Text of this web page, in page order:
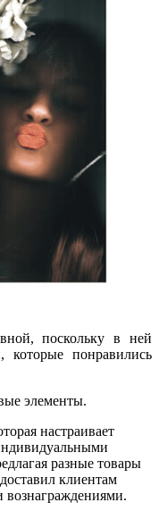
поскольку в ней
которые понравились
элементы.
настраивает
разные товары
клиентам
вознаграждениями.